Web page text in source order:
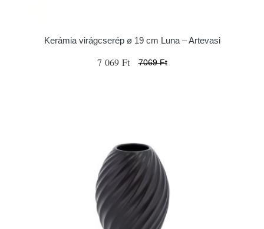
Kerámia virágcserép ø 19 cm Luna – Artevasi
7 069 Ft 7069 Ft